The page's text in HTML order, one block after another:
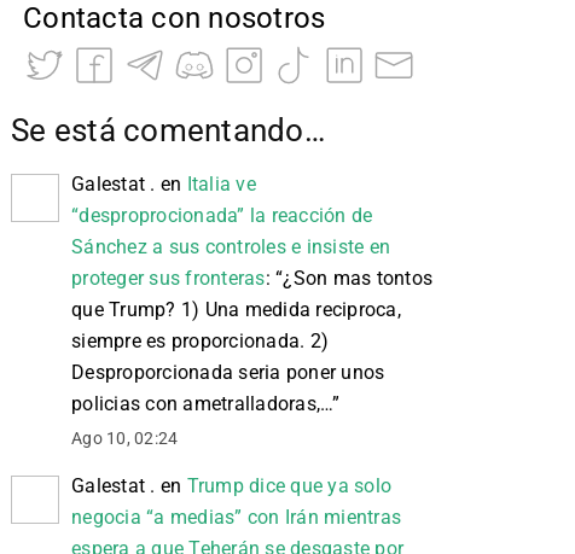
Contacta con nosotros
Se está comentando…
Galestat . en Italia ve
“desproprocionada” la reacción de
Sánchez a sus controles e insiste en
proteger sus fronteras: “¿Son mas tontos
que Trump? 1) Una medida reciproca,
siempre es proporcionada. 2)
Desproporcionada seria poner unos
policias con ametralladoras,…”
Ago 10, 02:24
Galestat . en Trump dice que ya solo
negocia “a medias” con Irán mientras
espera a que Teherán se desgaste por